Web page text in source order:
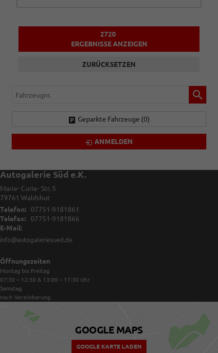
2720
ERGEBNISSE ANZEIGEN
ZURÜCKSETZEN
Fahrzeugnr.
Geparkte Fahrzeuge (0)
ANMELDEN
Autogalerie Süd e.K.
Marie- Curie- Str. 5
79761 Waldshut
Telefon:
07751-9181861
Telefax:
07751-9181866
E-Mail:
info@autogaleriesued.de
Öffnungszeiten
Montag bis Freitag
07:30 – 12:30 & 13:00 – 17:30 Uhr
Samstag
nach Vereinbarung
GOOGLE MAPS
GOOGLE KARTE LADEN